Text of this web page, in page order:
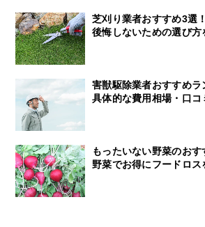
芝刈り業者おすすめ3
後悔しないための選び方
害獣駆除業者おすすめ
具体的な費用相場・口コ
もったいない野菜のお
野菜でお得にフードロス